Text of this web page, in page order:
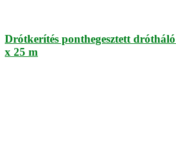
Drótkerítés ponthegesztett
x 25 m